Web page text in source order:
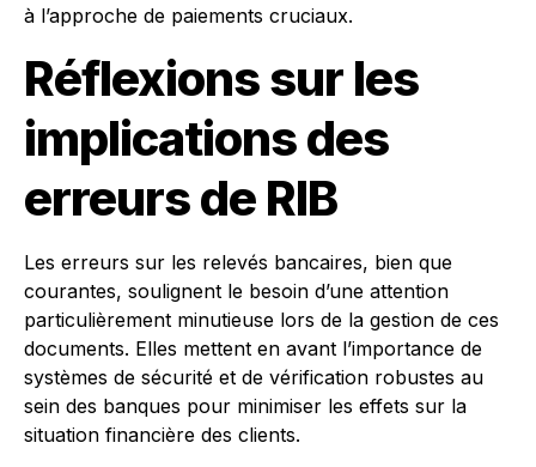
à l’approche de paiements cruciaux.
Réflexions sur les
implications des
erreurs de RIB
Les erreurs sur les relevés bancaires, bien que
courantes, soulignent le besoin d’une attention
particulièrement minutieuse lors de la gestion de ces
documents. Elles mettent en avant l’importance de
systèmes de sécurité et de vérification robustes au
sein des banques pour minimiser les effets sur la
situation financière des clients.